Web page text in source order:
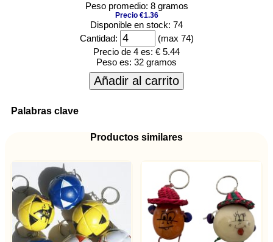
Peso promedio: 8 gramos
Precio €1.36
Disponible en stock: 74
Cantidad:
(max 74)
Precio de 4 es: € 5.44
Peso es: 32 gramos
Añadir al carrito
Palabras clave
Productos similares